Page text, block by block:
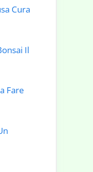
Cura
Il
Fare